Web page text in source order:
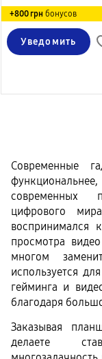
+800 грн бонусов
Уведомить
Современные
современных
цифрового
воспринимался
просмотра
многом
используется
гейминга и
благодаря
Заказывая
делаете